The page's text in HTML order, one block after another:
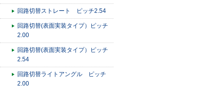
回路切替ストレート ピッチ2.54
回路切替(表面実装タイプ）ピッチ
2.00
回路切替(表面実装タイプ）ピッチ
2.54
回路切替ライトアングル ピッチ
2.00